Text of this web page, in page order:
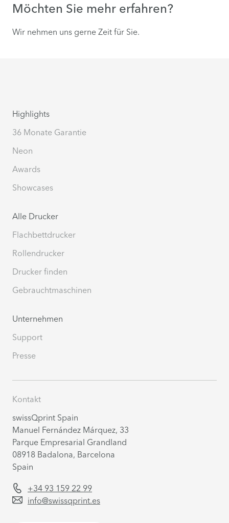
Möchten Sie mehr erfahren?
Wir nehmen uns gerne Zeit für Sie.
Highlights
36 Monate Garantie
Neon
Awards
Showcases
Alle Drucker
Flachbettdrucker
Rollendrucker
Drucker finden
Gebrauchtmaschinen
Unternehmen
Support
Presse
Kontakt
swissQprint Spain
Manuel Fernández Márquez, 33
Parque Empresarial Grandland
08918 Badalona, Barcelona
Spain
+34 93 159 22 99
info@swissqprint.es